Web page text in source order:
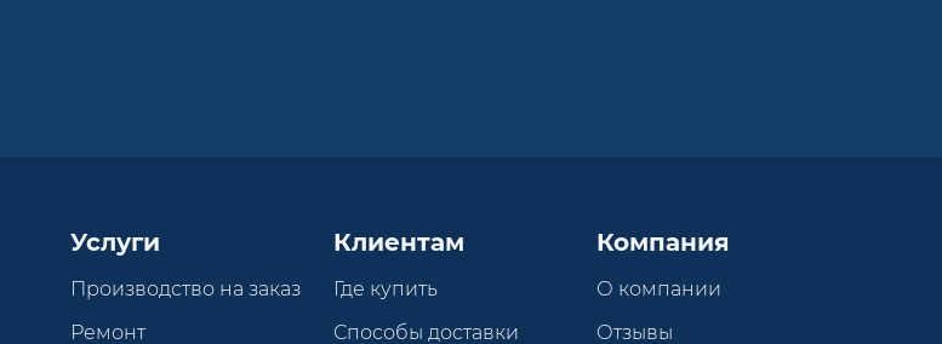
Услуги
Производство на заказ
Ремонт
Клиентам
Где купить
Способы доставки
Компания
О компании
Отзывы